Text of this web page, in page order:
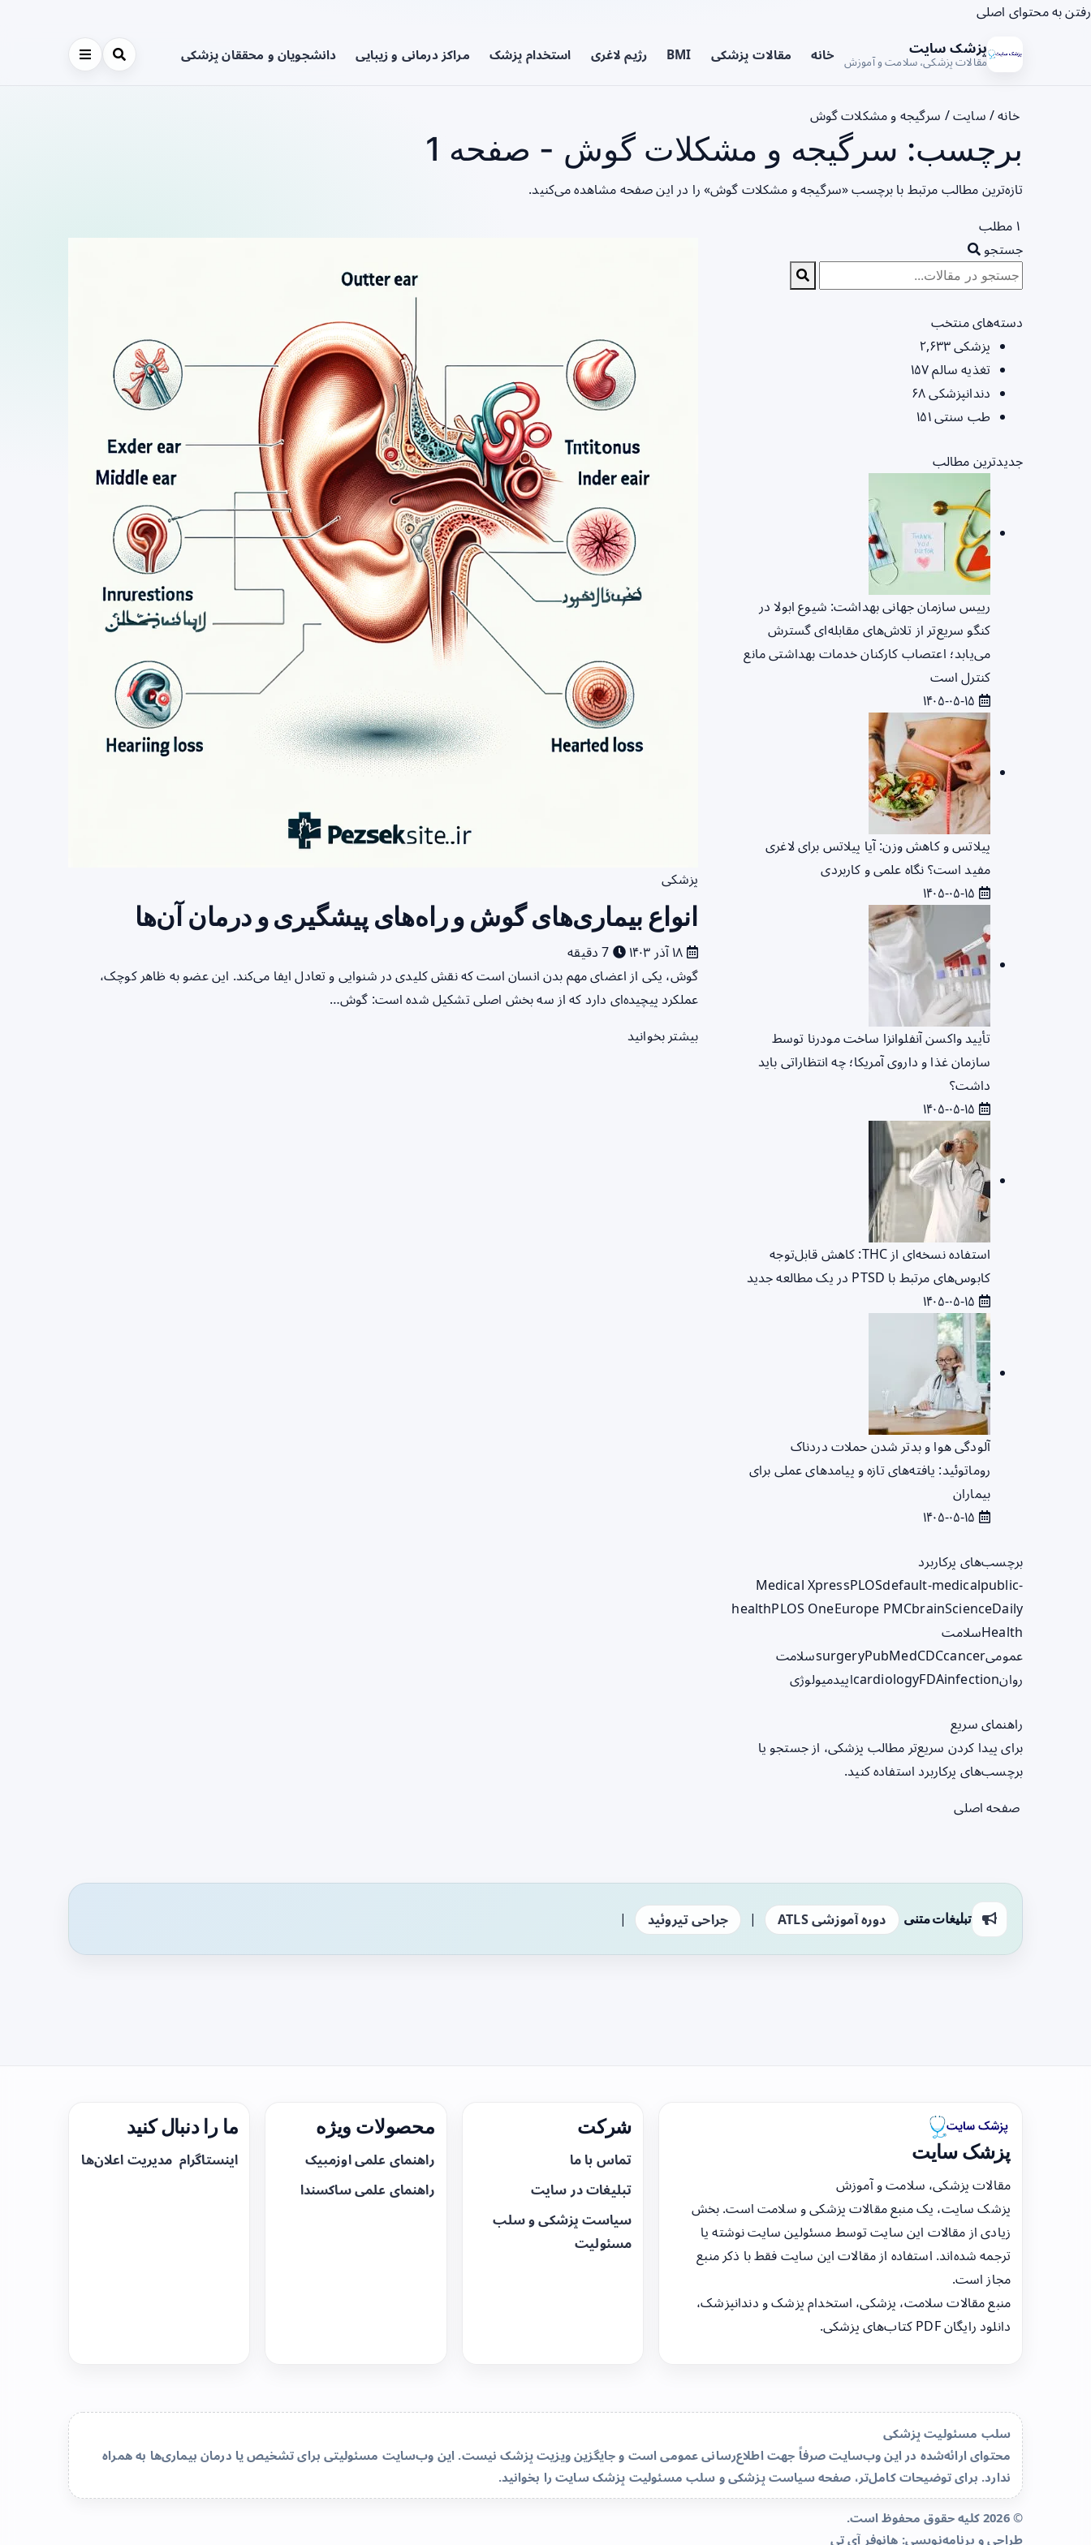
رفتن به محتوای اصلی
پزشک سایت
مقالات پزشکی، سلامت و آموزش خانه مقالات پزشکی BMI رژیم لاغری استخدام پزشک مراکز درمانی و زیبایی دانشجویان و محققان پزشکی
خانه/ سایت/ سرگیجه و مشکلات گوش
برچسب: سرگیجه و مشکلات گوش - صفحه 1
تازه‌ترین مطالب مرتبط با برچسب «سرگیجه و مشکلات گوش» را در این صفحه مشاهده می‌کنید.
۱ مطلب
پزشکی
انواع بیماری‌های گوش و راه‌های پیشگیری و درمان آن‌ها
گوش، یکی از اعضای مهم بدن انسان است که نقش کلیدی در شنوایی و تعادل ایفا می‌کند. این عضو به ظاهر کوچک،
عملکرد پیچیده‌ای دارد که از سه بخش اصلی تشکیل شده است: گوش…
بیشتر بخوانید
جستجو
دسته‌های منتخب
پزشکی۲,۶۳۳
تغذیه سالم۱۵۷
دندانپزشکی۶۸
طب سنتی۱۵۱
جدیدترین مطالب
رییس سازمان جهانی بهداشت: شیوع ابولا در
کنگو سریع‌تر از تلاش‌های مقابله‌ای گسترش
می‌یابد؛ اعتصاب کارکنان خدمات بهداشتی مانع
کنترل است
پیلاتس و کاهش وزن: آیا پیلاتس برای لاغری
مفید است؟ نگاه علمی و کاربردی
تأیید واکسن آنفلوانزا ساخت مودرنا توسط
سازمان غذا و داروی آمریکا؛ چه انتظاراتی باید
داشت؟
استفاده نسخه‌ای از THC: کاهش قابل‌توجه
کابوس‌های مرتبط با PTSD در یک مطالعه جدید
آلودگی هوا و بدتر شدن حملات دردناک
روماتوئید: یافته‌های تازه و پیامدهای عملی برای
بیماران
برچسب‌های پرکاربرد
Medical XpressPLOSdefault-medicalpublic-
healthPLOS OneEurope PMCbrainScienceDaily
Healthسلامت
عمومی
surgeryPubMedCDCcancer
سلامت
روان
cardiologyFDAinfection اپیدمیولوژی
راهنمای سریع
برای پیدا کردن سریع‌تر مطالب پزشکی، از جستجو یا
برچسب‌های پرکاربرد استفاده کنید.
صفحه اصلی
تبلیغات متنی دوره آموزشی ATLS | جراحی تیروئید |
پزشک سایت
مقالات پزشکی، سلامت و آموزش
پزشک سایت، یک منبع مقالات پزشکی و سلامت است. بخش
زیادی از مقالات این سایت توسط مسئولین سایت نوشته یا
ترجمه شده‌اند. استفاده از مقالات این سایت فقط با ذکر منبع
مجاز است.
منبع مقالات سلامت، پزشکی، استخدام پزشک و دندانپزشک،
دانلود رایگان PDF کتاب‌های پزشکی.
شرکت
تماس با ما
تبلیغات در سایت
سیاست پزشکی و سلب
مسئولیت
محصولات ویژه
راهنمای علمی اوزمپیک
راهنمای علمی ساکسندا
ما را دنبال کنید
اینستاگرام مدیریت اعلان‌ها
سلب مسئولیت پزشکی
محتوای ارائه‌شده در این وب‌سایت صرفاً جهت اطلاع‌رسانی عمومی است و جایگزین ویزیت پزشک نیست. این وب‌سایت مسئولیتی برای تشخیص یا درمان بیماری‌ها به همراه
ندارد. برای توضیحات کامل‌تر، صفحهسیاست پزشکی و سلب مسئولیت پزشک سایترا بخوانید.
© 2026 کلیه حقوق محفوظ است.
طراحی و برنامه‌نویسی: هانوفر آی تی